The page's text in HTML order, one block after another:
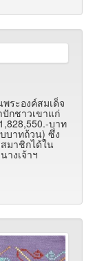
ระองค์สมเด็จ
กชาวเขาแก่
,828,550.-บาท
บาทถ้วน) ซึ่ง
มาชิกได้ใน
างเจ้าฯ